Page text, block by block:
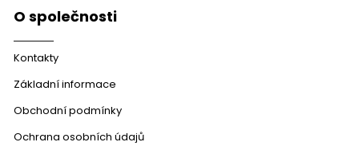
O společnosti
Kontakty
Základní informace
Obchodní podmínky
Ochrana osobních údajů